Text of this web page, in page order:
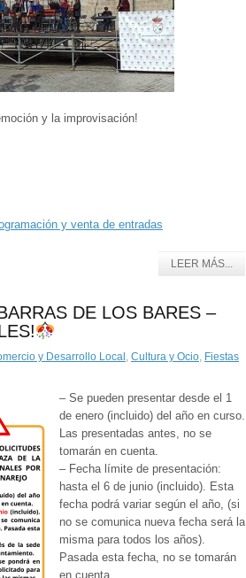
y la improvisación!
y venta de entradas
LEER MÁS...
DE LOS BARES –
y Desarrollo Local Cultura y Ocio Fiestas
– Se pueden presentar desde el 1
de enero (incluido) del año en curso.
Las presentadas antes, no se
tomarán en cuenta.
– Fecha límite de presentación:
hasta el 6 de junio (incluido). Esta
fecha podrá variar según el año, (si
no se comunica nueva fecha será la
misma para todos los años).
Pasada esta fecha, no se tomarán
en cuenta.